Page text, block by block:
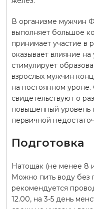
В организме мужчин
выполняет большое
принимает участие в
оказывает влияние на
стимулирует
взрослых мужчин
на постоянном
свидетельствуют о
повышенный уровень
первичной
Подготовка
Натощак (не менее 8
Можно пить воду без
рекомендуется
12.00, на 3-5 день